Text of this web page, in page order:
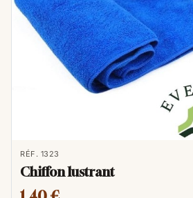
RÉF. 1323
Chiffon lustrant